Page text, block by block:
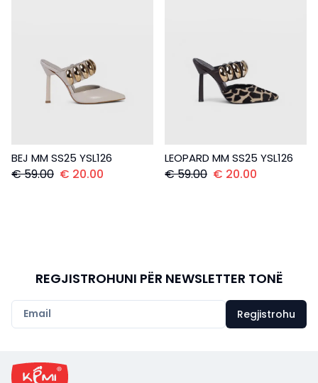
BEJ MM SS25 YSL126
€59.00 € 20.00
LEOPARD MM SS25 YSL126
€59.00 € 20.00
REGJISTROHUNI PËR NEWSLETTER TONË
Regjistrohu